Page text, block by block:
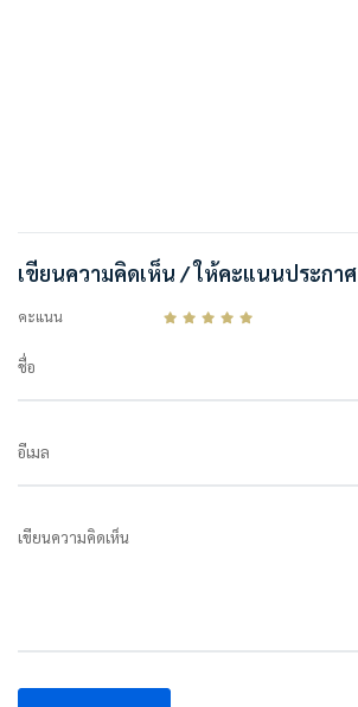
เขียนความคิดเห็น / ให้คะแนนประกาศ
คะแนน
ชื่อ
อีเมล
เขียนความคิดเห็น